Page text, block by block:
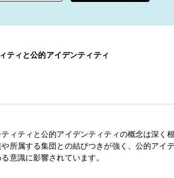
ティと公的アイデンティティ
ィティと公的アイデンティティの概念は深く
所属する集団との結びつきが強く、公的アイ
意識に影響されています。